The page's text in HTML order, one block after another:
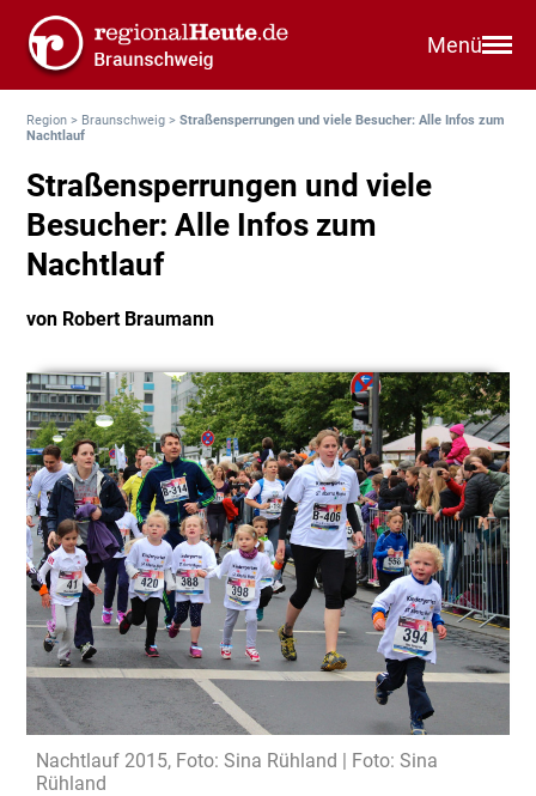
Menü
Region > Braunschweig >Straßensperrungen und viele Besucher: Alle Infos zum
Nachtlauf
Straßensperrungen und viele
Besucher: Alle Infos zum
Nachtlauf
von Robert Braumann
Nachtlauf 2015, Foto: Sina Rühland | Foto: Sina
Rühland